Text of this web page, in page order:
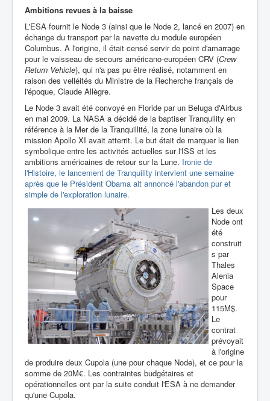
Ambitions revues à la baisse
L'ESA fournit le Node 3 (ainsi que le Node 2, lancé en 2007) en
échange du transport par la navette du module européen
Columbus. A l'origine, il était censé servir de point d'amarrage
pour le vaisseau de secours américano-européen CRV (Crew
Return Vehicle), qui n'a pas pu être réalisé, notamment en
raison des velléités du Ministre de la Recherche français de
l'époque, Claude Allègre.
Le Node 3 avait été convoyé en Floride par un Beluga d'Airbus
en mai 2009. La NASA a décidé de la baptiser Tranquility en
référence à la Mer de la Tranquillité, la zone lunaire où la
mission Apollo XI avait atterrit. Le but était de marquer le lien
symbolique entre les activités actuelles sur l'ISS et les
ambitions américaines de retour sur la Lune. Ironie de
l'Histoire, le lancement de Tranquility intervient une semaine
après que le Président Obama ait annoncé l'abandon pur et
simple de l'exploration lunaire.
Les deux
Node ont
été
construit
s par
Thales
Alenia
Space
pour
115M$.
Le
contrat
prévoyait
à l'origine
de produire deux Cupola (une pour chaque Node), et ce pour la
somme de 20M€. Les contraintes budgétaires et
opérationnelles ont par la suite conduit l'ESA à ne demander
qu'une Cupola.